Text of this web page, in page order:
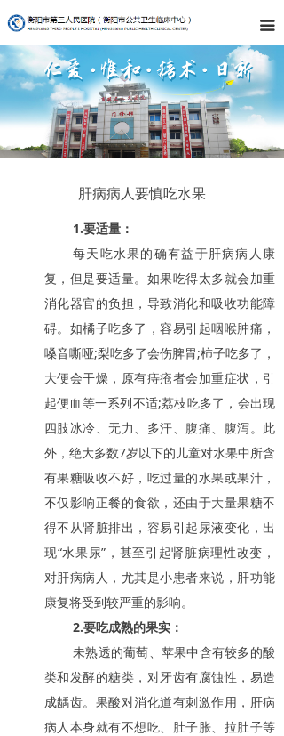
끀
肝病病人要慎吃水果
1.要适量：
每天吃水果的确有益于肝病病人康
复，但是要适量。如果吃得太多就会加重
消化器官的负担，导致消化和吸收功能障
碍。如橘子吃多了，容易引起咽喉肿痛，
嗓音嘶哑;梨吃多了会伤脾胃;柿子吃多了，
大便会干燥，原有痔疮者会加重症状，引
起便血等一系列不适;荔枝吃多了，会出现
四肢冰冷、无力、多汗、腹痛、腹泻。此
外，绝大多数7岁以下的儿童对水果中所含
有果糖吸收不好，吃过量的水果或果汁，
不仅影响正餐的食欲，还由于大量果糖不
得不从肾脏排出，容易引起尿液变化，出
现“水果尿”，甚至引起肾脏病理性改变，
对肝病病人，尤其是小患者来说，肝功能
康复将受到较严重的影响。
2.要吃成熟的果实：
未熟透的葡萄、苹果中含有较多的酸
类和发酵的糖类，对牙齿有腐蚀性，易造
成龋齿。果酸对消化道有刺激作用，肝病
病人本身就有不想吃、肚子胀、拉肚子等